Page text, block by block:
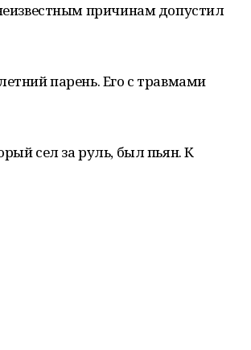
причинам допустил
парень. Его с травмами
сел за руль, был пьян. К